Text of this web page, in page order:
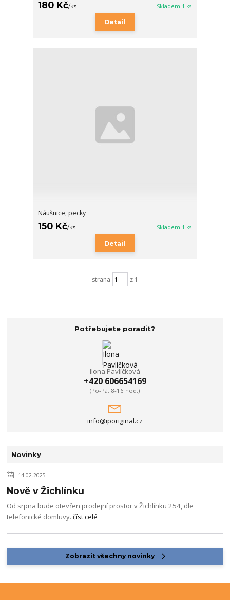
180 Kč/ks Skladem 1 ks
Detail
Náušnice, pecky
150 Kč/ks Skladem 1 ks
Detail
strana z 1
Potřebujete poradit?
Ilona Pavlíčková
+420 606654169
(Po-Pá, 8-16 hod.)
info@iporiginal.cz
Novinky
14.02.2025
Nově v Žichlínku
Od srpna bude otevřen prodejní prostor v Žichlínku 254, dle
telefonické domluvy.číst celé
Zobrazit všechny novinky